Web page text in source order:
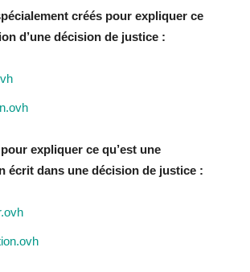
créés pour expliquer ce
d’une décision de justice :
expliquer ce qu’est une
écrit dans une décision de justice :